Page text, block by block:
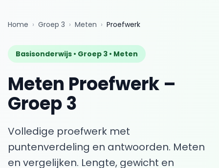
Home › Groep 3 › Meten › Proefwerk
Basisonderwijs • Groep 3 • Meten
Meten Proefwerk –
Groep 3
Volledige proefwerk met
puntenverdeling en antwoorden. Meten
en vergelijken. Lengte, gewicht en